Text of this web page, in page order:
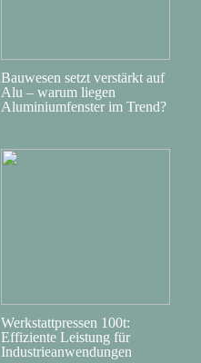
Bauwesen setzt verstärkt auf
Alu – warum liegen
Aluminiumfenster im Trend?
Werkstattpressen 100t:
Effiziente Leistung für
Industrieanwendungen